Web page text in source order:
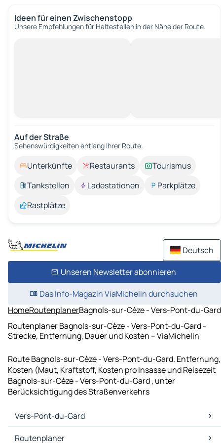
Ideen für einen Zwischenstopp
Unsere Empfehlungen für Haltestellen in der Nähe der Route.
Auf der Straße
Sehenswürdigkeiten entlang Ihrer Route.
Unterkünfte Restaurants
Tourismus
Tankstellen
Ladestationen
Parkplätze
Rastplätze
Deutsch
Unseren Newsletter abonnieren
Das Info-Magazin ViaMichelin durchsuchen
HomeRoutenplanerBagnols-sur-Cèze - Vers-Pont-du-Gard
Routenplaner Bagnols-sur-Cèze - Vers-Pont-du-Gard -
Strecke, Entfernung, Dauer und Kosten – ViaMichelin
Route Bagnols-sur-Cèze - Vers-Pont-du-Gard. Entfernung,
Kosten (Maut, Kraftstoff, Kosten pro Insasse und Reisezeit
Bagnols-sur-Cèze - Vers-Pont-du-Gard , unter
Berücksichtigung des Straßenverkehrs
Vers-Pont-du-Gard
Vers-Pont-du-Gard Karten Stadtplan
Routenplaner